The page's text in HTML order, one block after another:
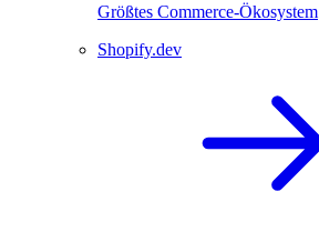
Größtes Commerce-Ökosystem
Shopify.dev